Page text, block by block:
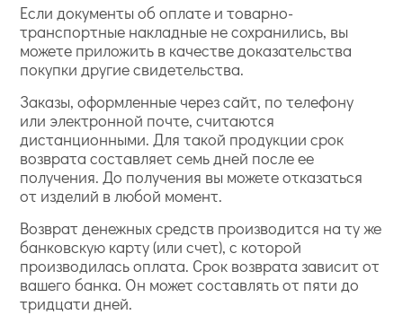
Если документы об оплате и товарно-
транспортные накладные не сохранились, вы
можете приложить в качестве доказательства
покупки другие свидетельства.
Заказы, оформленные через сайт, по телефону
или электронной почте, считаются
дистанционными. Для такой продукции срок
возврата составляет семь дней после ее
получения. До получения вы можете отказаться
от изделий в любой момент.
Возврат денежных средств производится на ту же
банковскую карту (или счет), с которой
производилась оплата. Срок возврата зависит от
вашего банка. Он может составлять от пяти до
тридцати дней.